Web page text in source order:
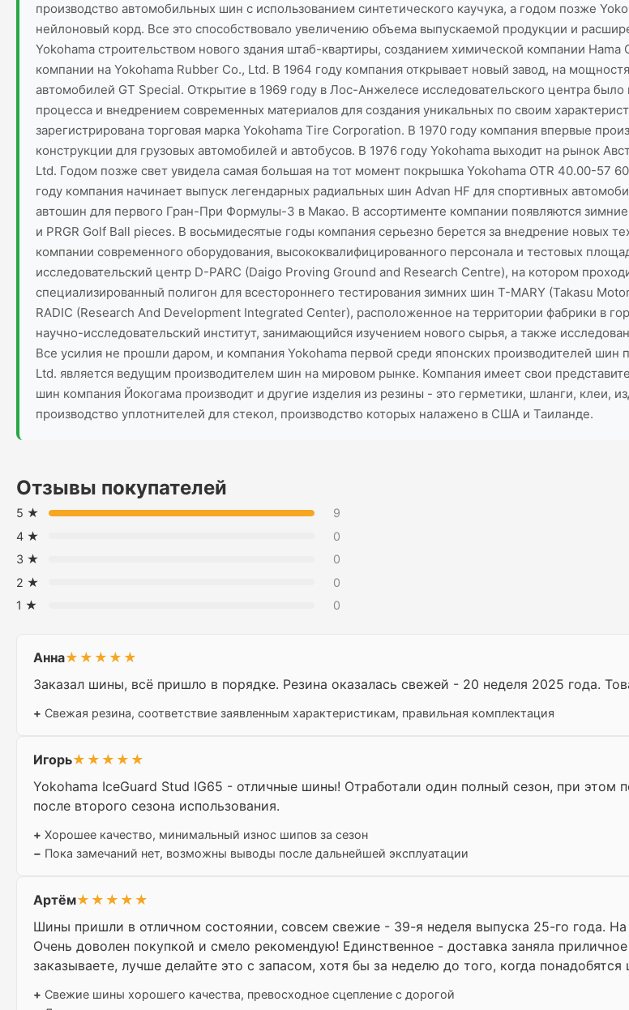
производство автомобильных шин с использованием синтетического каучука, а годом позже
нейлоновый корд. Все это способствовало увеличению объема выпускаемой продукции и
Yokohama строительством нового здания штаб-квартиры, созданием химической компании
компании на Yokohama Rubber Co., Ltd. В 1964 году компания открывает новый завод, на
автомобилей GT Special. Открытие в 1969 году в Лос-Анжелесе исследовательского центра
процесса и внедрением современных материалов для создания уникальных по своим
зарегистрирована торговая марка Yokohama Tire Corporation. В 1970 году компания впервые
конструкции для грузовых автомобилей и автобусов. В 1976 году Yokohama выходит на рынок
Ltd. Годом позже свет увидела самая большая на тот момент покрышка Yokohama OTR 40.00-57
году компания начинает выпуск легендарных радиальных шин Advan HF для спортивных
автошин для первого Гран-При Формулы-3 в Макао. В ассортименте компании появляются
и PRGR Golf Ball pieces. В восьмидесятые годы компания серьезно берется за внедрение новых
компании современного оборудования, высококвалифицированного персонала и тестовых
исследовательский центр D-PARC (Daigo Proving Ground and Research Centre), на котором
специализированный полигон для всестороннего тестирования зимних шин T-MARY (Takasu
RADIC (Research And Development Integrated Center), расположенное на территории фабрики в
научно-исследовательский институт, занимающийся изучением нового сырья, а также
Все усилия не прошли даром, и компания Yokohama первой среди японских производителей шин
Ltd. является ведущим производителем шин на мировом рынке. Компания имеет свои
шин компания Йокогама производит и другие изделия из резины - это герметики, шланги, клеи,
производство уплотнителей для стекол, производство которых налажено в США и Таиланде.
Отзывы покупателей
5 ★
9
4 ★
0
3 ★
0
2 ★
0
1 ★
0
Анна★★★★★
Заказал шины, всё пришло в порядке. Резина оказалась свежей - 20 неделя 2025 года.
+ Свежая резина, соответствие заявленным характеристикам, правильная комплектация
Игорь★★★★★
Yokohama IceGuard Stud IG65 - отличные шины! Отработали один полный сезон, при этом
после второго сезона использования.
+ Хорошее качество, минимальный износ шипов за сезон
− Пока замечаний нет, возможны выводы после дальнейшей эксплуатации
Артём★★★★★
Шины пришли в отличном состоянии, совсем свежие - 39-я неделя выпуска 25-го года.
Очень доволен покупкой и смело рекомендую! Единственное - доставка заняла
заказываете, лучше делайте это с запасом, хотя бы за неделю до того, когда
+ Свежие шины хорошего качества, превосходное сцепление с дорогой